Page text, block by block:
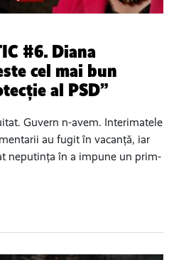
#6. Diana
cel mai bun
al PSD”
Guvern n-avem. Interimatele
au fugit în vacanță, iar
neputința în a impune un prim-